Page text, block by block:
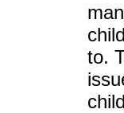
to.